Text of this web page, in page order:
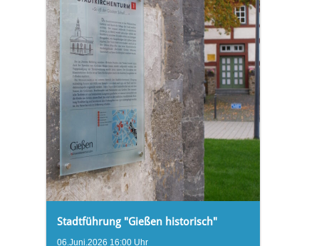
Stadtführung "Gießen historisch"
06.Juni.2026 16:00 Uhr